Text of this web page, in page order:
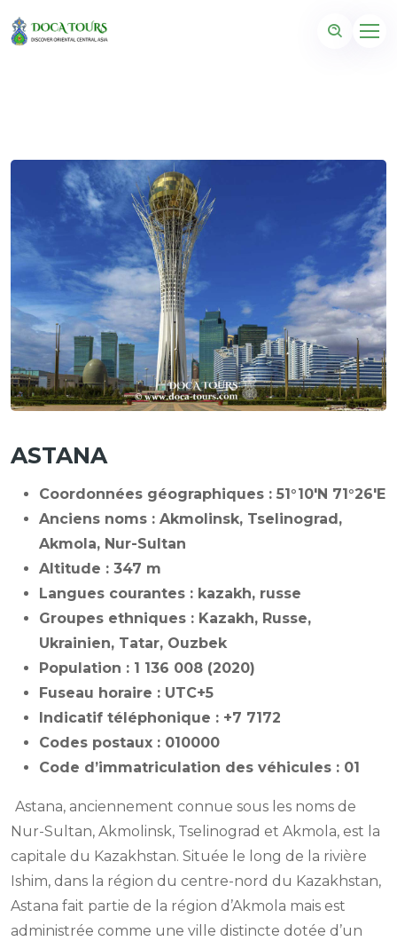
ASTANA
Coordonnées géographiques : 51°10′N 71°26′E
Anciens noms : Akmolinsk, Tselinograd,
Akmola, Nur-Sultan
Altitude : 347 m
Langues courantes : kazakh, russe
Groupes ethniques : Kazakh, Russe,
Ukrainien, Tatar, Ouzbek
Population : 1 136 008 (2020)
Fuseau horaire : UTC+5
Indicatif téléphonique : +7 7172
Codes postaux : 010000
Code d’immatriculation des véhicules : 01
Astana, anciennement connue sous les noms de
Nur-Sultan, Akmolinsk, Tselinograd et Akmola, est la
capitale du Kazakhstan. Située le long de la rivière
Ishim, dans la région du centre-nord du Kazakhstan,
Astana fait partie de la région d’Akmola mais est
administrée comme une ville distincte dotée d’un